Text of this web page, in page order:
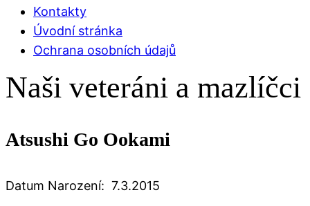
Kontakty
Úvodní stránka
Ochrana osobních údajů
Naši veteráni a mazlíčci
Atsushi Go Ookami
Datum Narození: 7.3.2015